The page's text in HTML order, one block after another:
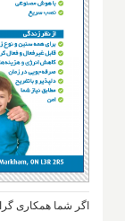
اگر شما همکاری